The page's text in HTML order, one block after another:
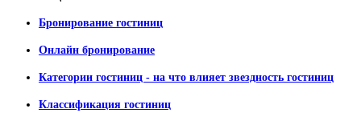
Бронирование гостиниц
Онлайн бронирование
Категории гостиниц - на что влияет звездность гостиниц
Классификация гостиниц